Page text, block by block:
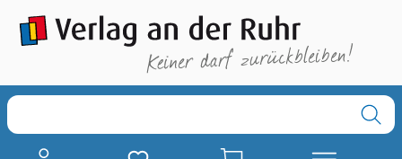
springen